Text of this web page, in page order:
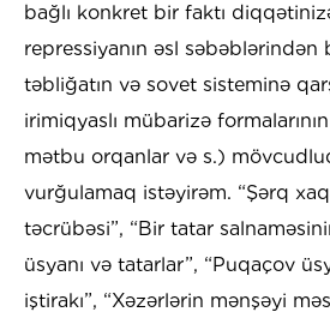
bağlı konkret bir faktı
repressiyanın əsl səbəblərindən
təbliğatın və sovet sisteminə
irimiqyaslı mübarizə
mətbu orqanlar və s.)
vurğulamaq istəyirəm. “Şərq
təcrübəsi”, “Bir tatar
üsyanı və tatarlar”, “Puqaçov
iştirakı”, “Xəzərlərin mənşəyi